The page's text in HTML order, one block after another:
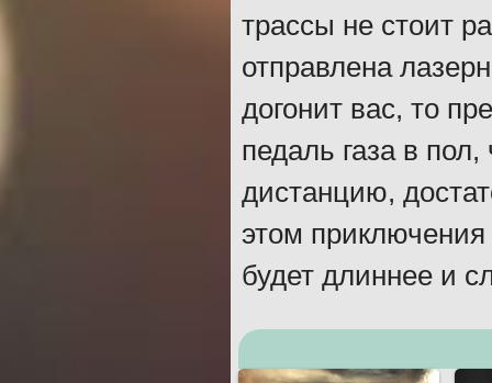
трассы не стоит
отправлена
догонит вас, то
педаль газа в
дистанцию,
этом
будет длиннее и